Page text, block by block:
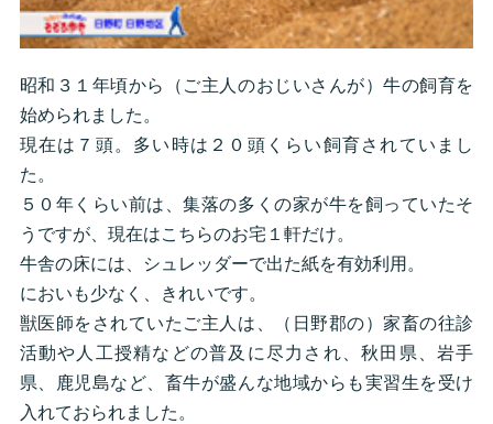
昭和３１年頃から（ご主人のおじいさんが）牛の飼育を
始められました。
現在は７頭。多い時は２０頭くらい飼育されていまし
た。
５０年くらい前は、集落の多くの家が牛を飼っていたそ
うですが、現在はこちらのお宅１軒だけ。
牛舎の床には、シュレッダーで出た紙を有効利用。
においも少なく、きれいです。
獣医師をされていたご主人は、（日野郡の）家畜の往診
活動や人工授精などの普及に尽力され、秋田県、岩手
県、鹿児島など、畜牛が盛んな地域からも実習生を受け
入れておられました。